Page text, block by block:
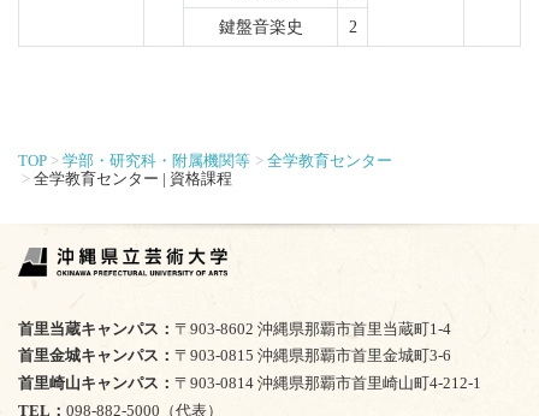
鍵盤音楽史
2
TOP 学部・研究科・附属機関等
全学教育センター
全学教育センター | 資格課程
TEL 098-882-5000（代表）
首里当蔵キャンパス
〒903-8602 沖縄県那覇市首里当蔵町1-4
首里金城キャンパス
〒903-0815 沖縄県那覇市首里金城町3-6
首里崎山キャンパス
〒903-0814 沖縄県那覇市首里崎山町4-212-1